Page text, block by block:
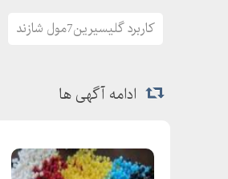
کاربرد گلیسیرین7مول شازند
ادامه آگهی ها